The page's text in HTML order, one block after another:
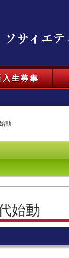
入生募集
動
始動